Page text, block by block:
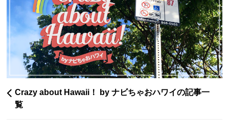
Crazy about Hawaii！ by ナビちゃおハワイの記事一
覧